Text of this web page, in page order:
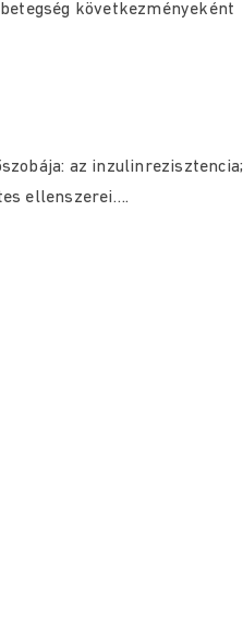
következményeként
az inzulinrezisztencia;
ellenszerei….